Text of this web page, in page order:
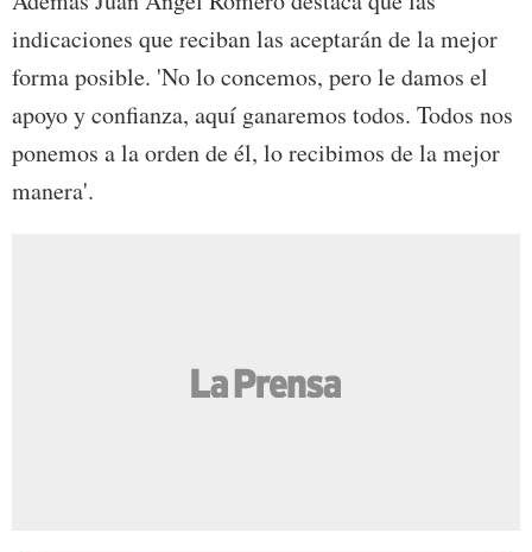
indicaciones que reciban las aceptarán de la mejor
forma posible. 'No lo concemos, pero le damos el
apoyo y confianza, aquí ganaremos todos. Todos nos
ponemos a la orden de él, lo recibimos de la mejor
manera'.